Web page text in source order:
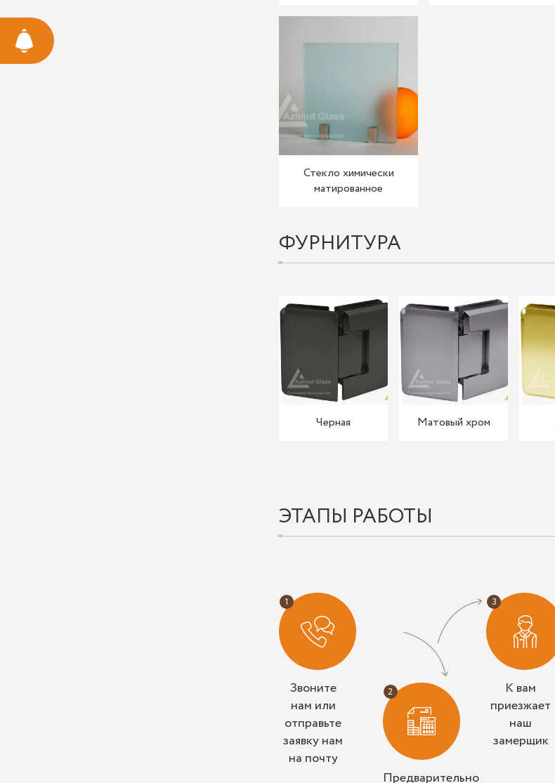
Стекло химически
матированное
ФУРНИТУРА
Черная Матовый хром
ЭТАПЫ РАБОТЫ
Звоните
нам или
отправьте
заявку нам
на почту
Предварительно
К вам
приезжает
наш
замерщик